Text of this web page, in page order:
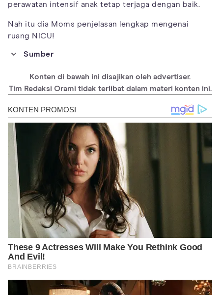
perawatan intensif anak tetap terjaga dengan baik.
Nah itu dia Moms penjelasan lengkap mengenai
ruang NICU!
Sumber
birth/symptoms-causes/syc-20376730
https://www.stanfordchildrens.org/en/topic/default?
id=prematurity-90-P02401
Konten di bawah ini disajikan oleh advertiser.
Tim Redaksi Orami tidak terlibat dalam materi konten ini.